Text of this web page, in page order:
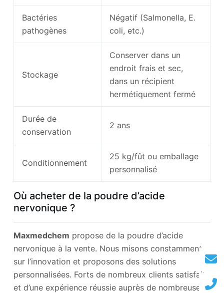
Bactéries
pathogènes
Négatif (Salmonella, E.
coli, etc.)
Stockage
Conserver dans un
endroit frais et sec,
dans un récipient
hermétiquement fermé
Durée de
conservation
2 ans
Conditionnement
25 kg/fût ou emballage
personnalisé
Où acheter de la poudre d’acide
nervonique ?
Maxmedchem propose de la poudre d’acide
nervonique à la vente. Nous misons constamment
sur l’innovation et proposons des solutions
personnalisées. Forts de nombreux clients satisfaits
et d’une expérience réussie auprès de nombreuses